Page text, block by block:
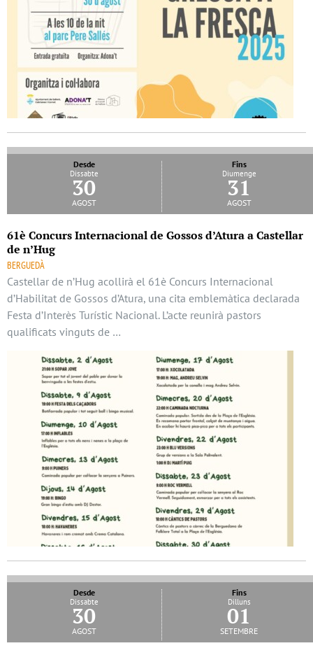
Desde
Dissabte
30
agost
Fins
Diumenge
31
agost
61è Concurs Internacional de Gossos d’Atura a Castellar
de n’Hug
BERGUEDÀ
Castellar de n’Hug acollirà el 61è Concurs Internacional
d’Habilitat de Gossos d’Atura, una cita emblemàtica declarada
Festa d’Interès Turístic Nacional. L’acte reunirà pastors
qualificats vinguts de …
Desde
Dissabte
30
agost
Fins
Dilluns
01
setembre